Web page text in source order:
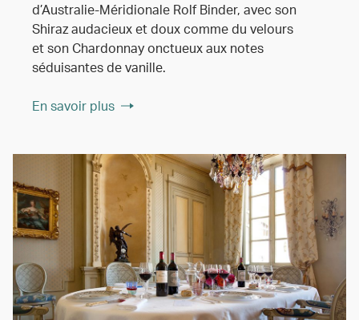
d’Australie-Méridionale Rolf Binder, avec son
Shiraz audacieux et doux comme du velours
et son Chardonnay onctueux aux notes
séduisantes de vanille.
En savoir plus